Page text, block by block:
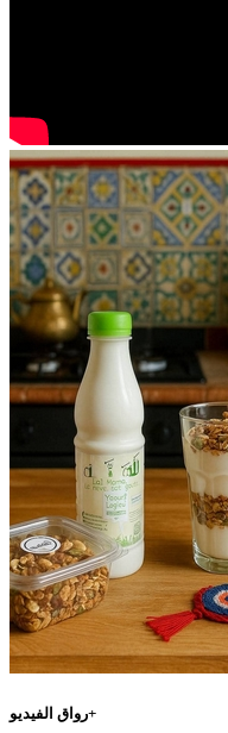
رواق الفيديو+